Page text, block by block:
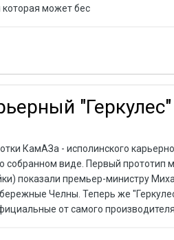
может бес
"Геркулес"
КамАЗа - исполинского
собранном виде. Первый прототип
показали премьер-министру
Челны. Теперь же
от самого